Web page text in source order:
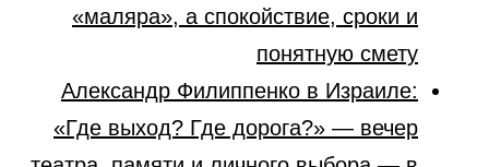
«маляра», а спокойствие, сроки и
понятную смету
Александр Филиппенко в Израиле:
«Где выход? Где дорога?» — вечер